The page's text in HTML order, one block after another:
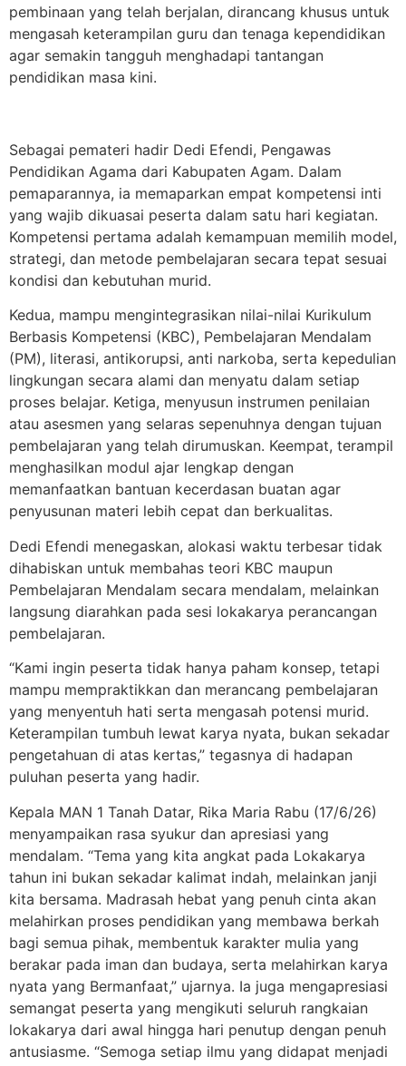
pembinaan yang telah berjalan, dirancang khusus untuk
mengasah keterampilan guru dan tenaga kependidikan
agar semakin tangguh menghadapi tantangan
pendidikan masa kini.
Sebagai pemateri hadir Dedi Efendi, Pengawas
Pendidikan Agama dari Kabupaten Agam. Dalam
pemaparannya, ia memaparkan empat kompetensi inti
yang wajib dikuasai peserta dalam satu hari kegiatan.
Kompetensi pertama adalah kemampuan memilih model,
strategi, dan metode pembelajaran secara tepat sesuai
kondisi dan kebutuhan murid.
Kedua, mampu mengintegrasikan nilai-nilai Kurikulum
Berbasis Kompetensi (KBC), Pembelajaran Mendalam
(PM), literasi, antikorupsi, anti narkoba, serta kepedulian
lingkungan secara alami dan menyatu dalam setiap
proses belajar. Ketiga, menyusun instrumen penilaian
atau asesmen yang selaras sepenuhnya dengan tujuan
pembelajaran yang telah dirumuskan. Keempat, terampil
menghasilkan modul ajar lengkap dengan
memanfaatkan bantuan kecerdasan buatan agar
penyusunan materi lebih cepat dan berkualitas.
Dedi Efendi menegaskan, alokasi waktu terbesar tidak
dihabiskan untuk membahas teori KBC maupun
Pembelajaran Mendalam secara mendalam, melainkan
langsung diarahkan pada sesi lokakarya perancangan
pembelajaran.
“Kami ingin peserta tidak hanya paham konsep, tetapi
mampu mempraktikkan dan merancang pembelajaran
yang menyentuh hati serta mengasah potensi murid.
Keterampilan tumbuh lewat karya nyata, bukan sekadar
pengetahuan di atas kertas,” tegasnya di hadapan
puluhan peserta yang hadir.
Kepala MAN 1 Tanah Datar, Rika Maria Rabu (17/6/26)
menyampaikan rasa syukur dan apresiasi yang
mendalam. “Tema yang kita angkat pada Lokakarya
tahun ini bukan sekadar kalimat indah, melainkan janji
kita bersama. Madrasah hebat yang penuh cinta akan
melahirkan proses pendidikan yang membawa berkah
bagi semua pihak, membentuk karakter mulia yang
berakar pada iman dan budaya, serta melahirkan karya
nyata yang Bermanfaat,” ujarnya. Ia juga mengapresiasi
semangat peserta yang mengikuti seluruh rangkaian
lokakarya dari awal hingga hari penutup dengan penuh
antusiasme. “Semoga setiap ilmu yang didapat menjadi